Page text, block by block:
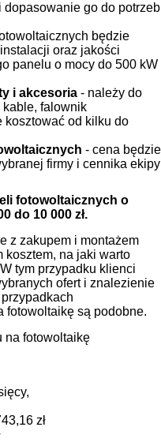
dopasowanie go do potrzeb
będzie
oraz jakości
panelu o mocy do 500 kW
i akcesoria - należy do
falownik
kosztować od kilku do
- cena będzie
firmy i cennika ekipy
fotowoltaicznych o
do 10 000 zł.
z zakupem i montażem
kosztem, na jaki warto
tym przypadku klienci
ofert i znalezienie
fotowoltaikę są podobne.
na fotowoltaikę
zł